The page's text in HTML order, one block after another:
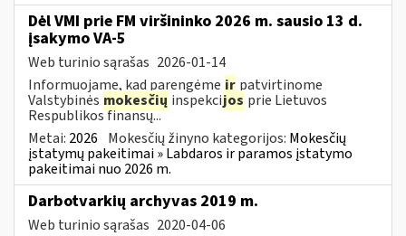
Dėl VMI prie FM viršininko 2026 m. sausio 13 d.
įsakymo VA-5
Web turinio sąrašas 2026-01-14
Informuojame, kad parengėme ir patvirtinome
Valstybinės mokesčių inspekcijos prie Lietuvos
Respublikos finansų...
Metai: 2026 Mokesčių žinyno kategorijos: Mokesčių
įstatymų pakeitimai » Labdaros ir paramos įstatymo
pakeitimai nuo 2026 m.
Darbotvarkių archyvas 2019 m.
Web turinio sąrašas 2020-04-06